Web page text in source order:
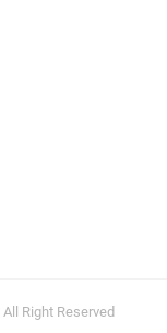
All Right Reserved